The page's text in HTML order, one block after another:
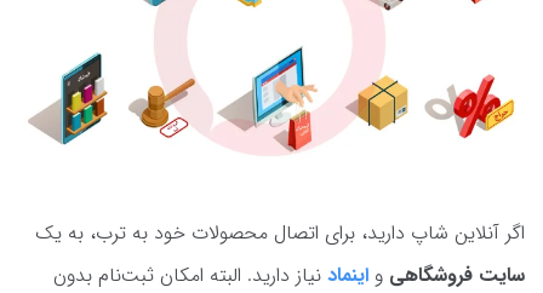
اگر آنلاین شاپ دارید، برای اتصال محصولات خود به ترب، به یک
سایت فروشگاهی و اینماد نیاز دارید. البته امکان ثبت‌نام بدون